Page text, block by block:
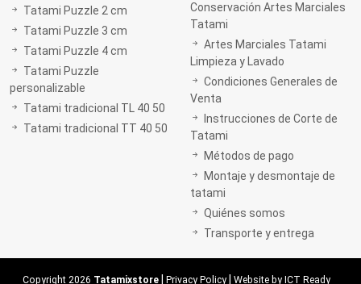
Tatami Puzzle 2 cm
Tatami Puzzle 3 cm
Tatami Puzzle 4 cm
Tatami Puzzle
personalizable
Tatami tradicional TL 40 50
Tatami tradicional TT 40 50
Conservación Artes Marciales
Tatami
Artes Marciales Tatami
Limpieza y Lavado
Condiciones Generales de
Venta
Instrucciones de Corte de
Tatami
Métodos de pago
Montaje y desmontaje de
tatami
Quiénes somos
Transporte y entrega
Copyright 2026 Tatamixstore Privacy Policy Website by ICT Ready